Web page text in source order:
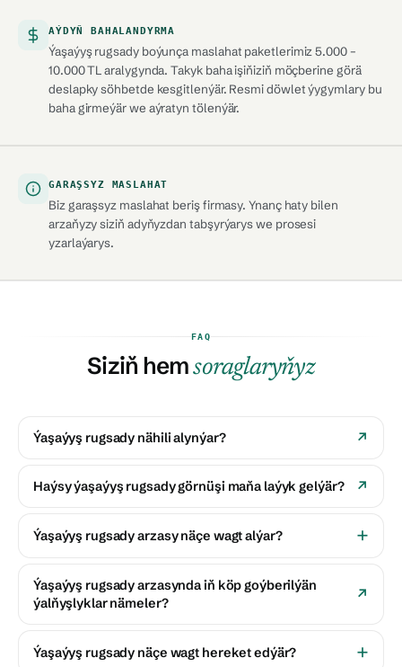
AÝDYŇ BAHALANDYRMA
Ýaşaýyş rugsady boýunça maslahat paketlerimiz 5.000 –
10.000 TL aralygynda. Takyk baha işiňiziň möçberine görä
deslapky söhbetde kesgitlenýär. Resmi döwlet ýygymlary bu
baha girmeýär we aýratyn tölenýär.
GARAŞSYZ MASLAHAT
Biz garaşsyz maslahat beriş firmasy. Ynanç haty bilen
arzaňyzy siziň adyňyzdan tabşyrýarys we prosesi
yzarlaýarys.
FAQ
Siziň hemsoraglaryňyz
Ýaşaýyş rugsady nähili alynýar?
Haýsy ýaşaýyş rugsady görnüşi maňa laýyk gelýär?
Ýaşaýyş rugsady arzasy näçe wagt alýar?
Ýaşaýyş rugsady arzasynda iň köp goýberilýän
ýalňyşlyklar nämeler?
Ýaşaýyş rugsady näçe wagt hereket edýär?